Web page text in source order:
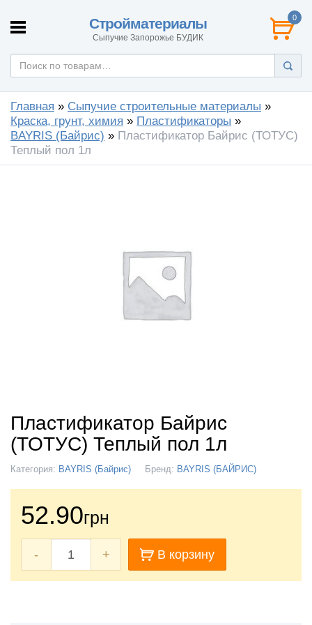
Стройматериалы
Сыпучие Запорожье БУДИК
0
Главная » Сыпучие строительные материалы »
Краска, грунт, химия » Пластификаторы »
BAYRIS (Байрис) » Пластификатор Байрис (ТОТУС)
Теплый пол 1л
Пластификатор Байрис
(ТОТУС) Теплый пол 1л
Категория: BAYRIS (Байрис) Бренд: BAYRIS (БАЙРИС)
52.90грн
- + В корзину